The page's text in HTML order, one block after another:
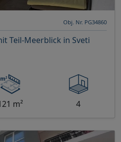
Obj. Nr. PG34860
Teil-Meerblick in Sveti
m² 4